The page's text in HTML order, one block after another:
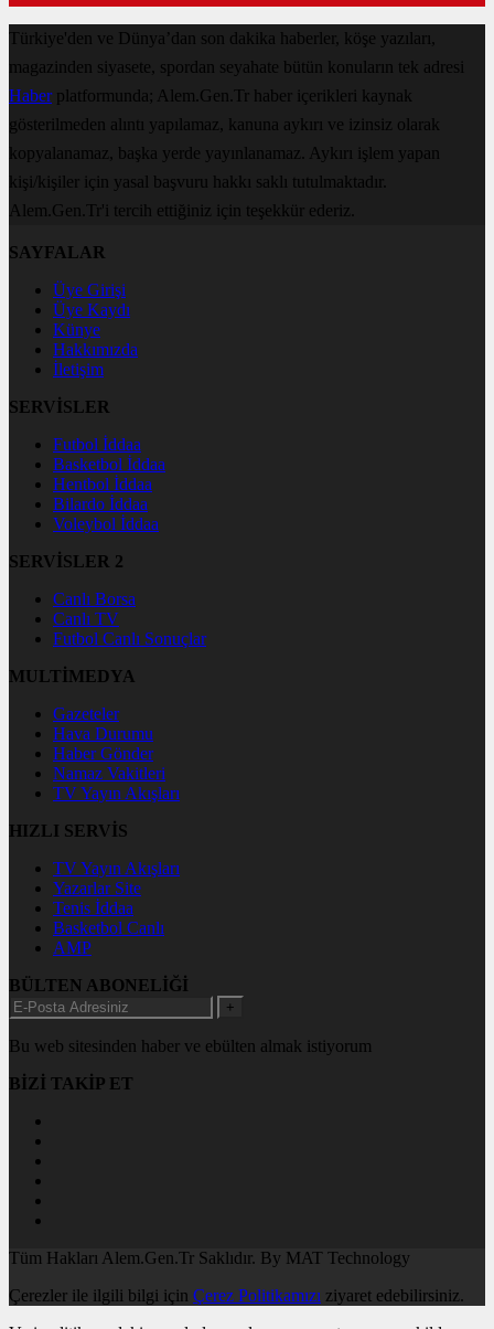
Türkiye'den ve Dünya’dan son dakika haberler, köşe yazıları,
magazinden siyasete, spordan seyahate bütün konuların tek adresi
Haberplatformunda; Alem.Gen.Tr haber içerikleri kaynak
gösterilmeden alıntı yapılamaz, kanuna aykırı ve izinsiz olarak
kopyalanamaz, başka yerde yayınlanamaz. Aykırı işlem yapan
kişi/kişiler için yasal başvuru hakkı saklı tutulmaktadır.
Alem.Gen.Tr'i tercih ettiğiniz için teşekkür ederiz.
SAYFALAR
Üye Girişi
Üye Kaydı
Künye
Hakkımızda
İletişim
SERVİSLER
Futbol İddaa
Basketbol İddaa
Hentbol İddaa
Bilardo İddaa
Voleybol İddaa
SERVİSLER 2
Canlı Borsa
Canlı TV
Futbol Canlı Sonuçlar
MULTİMEDYA
Gazeteler
Hava Durumu
Haber Gönder
Namaz Vakitleri
TV Yayın Akışları
HIZLI SERVİS
TV Yayın Akışları
Yazarlar Site
Tenis İddaa
Basketbol Canlı
AMP
BÜLTEN ABONELİĞİ
+
Bu web sitesinden haber ve ebülten almak istiyorum
BİZİ TAKİP ET
Tüm Hakları Alem.Gen.Tr Saklıdır. By MAT Technology
Çerezler ile ilgili bilgi için Çerez Politikamızı ziyaret edebilirsiniz.